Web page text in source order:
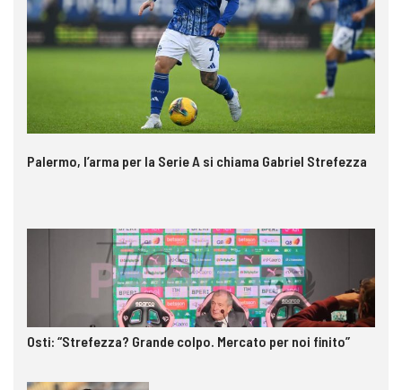
Palermo, l’arma per la Serie A si chiama Gabriel Strefezza
Osti: “Strefezza? Grande colpo. Mercato per noi finito”